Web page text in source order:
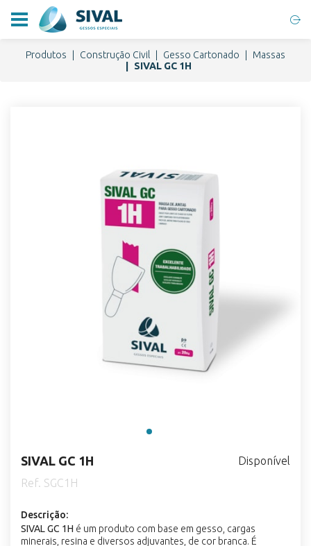
Produtos Construção Civil Gesso Cartonado
Massas
SIVAL GC 1H
SIVAL GC 1H
Disponível
Ref. SGC1H
Descrição:
SIVAL GC 1H é um produto com base em gesso, cargas
minerais, resina e diversos adjuvantes, de cor branca. É